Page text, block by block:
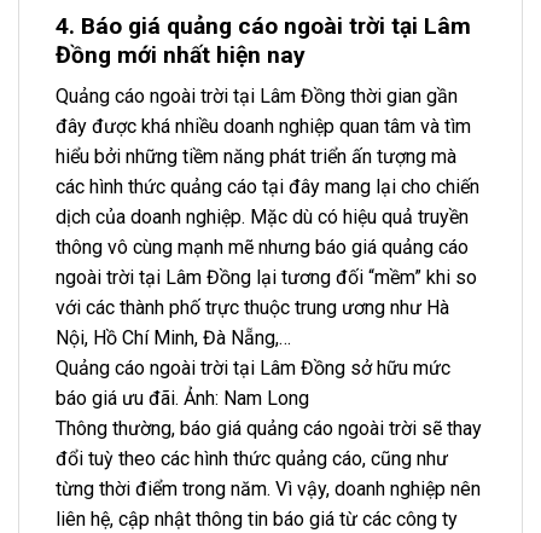
4. Báo giá quảng cáo ngoài trời tại Lâm
Đồng mới nhất hiện nay
Quảng cáo ngoài trời tại Lâm Đồng thời gian gần
đây được khá nhiều doanh nghiệp quan tâm và tìm
hiểu bởi những tiềm năng phát triển ấn tượng mà
các hình thức quảng cáo tại đây mang lại cho chiến
dịch của doanh nghiệp. Mặc dù có hiệu quả truyền
thông vô cùng mạnh mẽ nhưng báo giá quảng cáo
ngoài trời tại Lâm Đồng lại tương đối “mềm” khi so
với các thành phố trực thuộc trung ương như Hà
Nội, Hồ Chí Minh, Đà Nẵng,…
Quảng cáo ngoài trời tại Lâm Đồng sở hữu mức
báo giá ưu đãi. Ảnh: Nam Long
Thông thường, báo giá quảng cáo ngoài trời sẽ thay
đổi tuỳ theo các hình thức quảng cáo, cũng như
từng thời điểm trong năm. Vì vậy, doanh nghiệp nên
liên hệ, cập nhật thông tin báo giá từ các công ty